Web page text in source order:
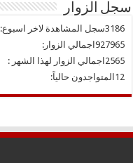
سجل الزوار
3186سجل المشاهدة لاخر اسبوع:
927965اجمالي الزوار:
2565اجمالي الزوار لهذا الشهر :
12المتواجدون حالياً: